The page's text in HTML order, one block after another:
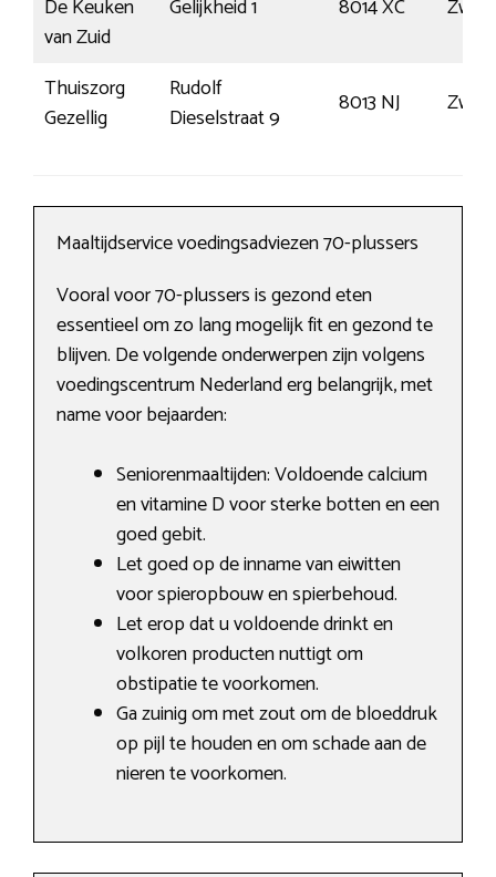
De Keuken
van Zuid
Gelijkheid 1 8014 XC
Thuiszorg
Gezellig
Rudolf
Dieselstraat 9
8013 NJ
Maaltijdservice voedingsadviezen 70-plussers
Vooral voor 70-plussers is gezond eten
essentieel om zo lang mogelijk fit en gezond te
blijven. De volgende onderwerpen zijn volgens
voedingscentrum Nederland erg belangrijk, met
name voor bejaarden:
Seniorenmaaltijden: Voldoende calcium
en vitamine D voor sterke botten en een
goed gebit.
Let goed op de inname van eiwitten
voor spieropbouw en spierbehoud.
Let erop dat u voldoende drinkt en
volkoren producten nuttigt om
obstipatie te voorkomen.
Ga zuinig om met zout om de bloeddruk
op pijl te houden en om schade aan de
nieren te voorkomen.